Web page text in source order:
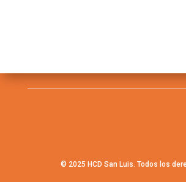
© 2025 HCD San Luis. Todos los